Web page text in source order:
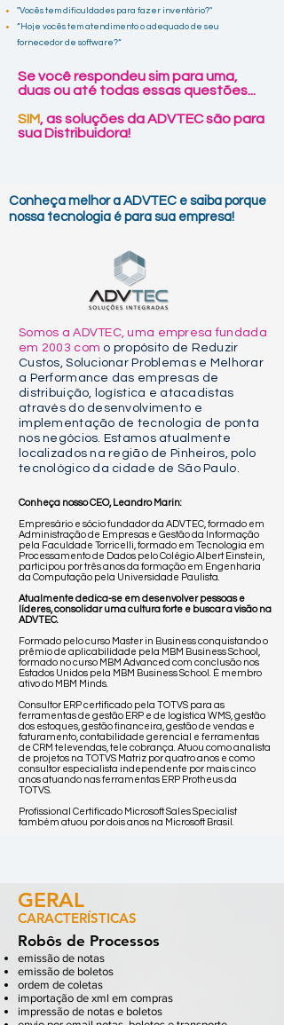
"Vocês tem dificuldades para fazer inventário?"
“Hoje vocês tem atendimento o adequado de seu
fornecedor de software?“
Se você respondeu sim para uma,
duas ou até todas essas questões...
SIM, as soluções da ADVTEC são para
sua Distribuidora!
Conheça melhor a ADVTEC e saiba porque
nossa tecnologia é para sua empresa!
Somos a ADVTEC, uma empresa fundada
em 2003 com o propósito de Reduzir
Custos, Solucionar Problemas e Melhorar
a Performance das empresas de
distribuição, logística e atacadistas
através do desenvolvimento e
implementação de tecnologia de ponta
nos negócios. Estamos atualmente
localizados na região de Pinheiros, polo
tecnológico da cidade de São Paulo.
Conheça nosso CEO, Leandro Marin:
Empresário e sócio fundador da ADVTEC, formado em
Administração de Empresas e Gestão da Informação
pela Faculdade Torricelli, formado em Tecnologia em
Processamento de Dados pelo Colégio Albert Einstein,
participou por três anos da formação em Engenharia
da Computação pela Universidade Paulista.
Atualmente dedica-se em desenvolver pessoas e
líderes, consolidar uma cultura forte e buscar a visão na
ADVTEC.
Formado pelo curso Master in Business conquistando o
prêmio de aplicabilidade pela MBM Business School,
formado no curso MBM Advanced com conclusão nos
Estados Unidos pela MBM Business School. É membro
ativo do MBM Minds.
Consultor ERP certificado pela TOTVS para as
ferramentas de gestão ERP e de logística WMS, gestão
dos estoques, gestão financeira, gestão de vendas e
faturamento, contabilidade gerencial e ferramentas
de CRM televendas, tele cobrança. Atuou como analista
de projetos na TOTVS Matriz por quatro anos e como
consultor especialista independente por mais cinco
anos atuando nas ferramentas ERP Protheus da
TOTVS.
Profissional Certificado Microsoft Sales Specialist
também atuou por dois anos na Microsoft Brasil.
GERAL
CARACTERÍSTICAS
Robôs de Processos
emissão de notas
emissão de boletos
ordem de coletas
importação de xml em compras
impressão de notas e boletos